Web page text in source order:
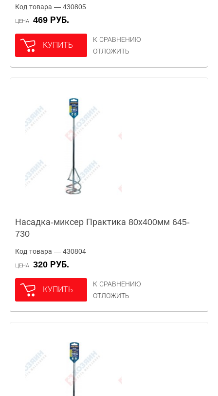
Код товара — 430805
ЦЕНА 469 РУБ.
КУПИТЬ
К СРАВНЕНИЮ
ОТЛОЖИТЬ
Насадка-миксер Практика 80х400мм 645-
730
Код товара — 430804
ЦЕНА 320 РУБ.
КУПИТЬ
К СРАВНЕНИЮ
ОТЛОЖИТЬ